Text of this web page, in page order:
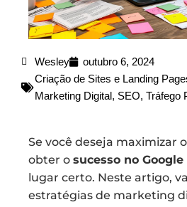
Wesley
outubro 6, 2024
Criação de Sites e Landing
Marketing Digital, SEO, Tráfego
Se você deseja maximizar
obter o sucesso no Google
lugar certo. Neste artigo,
estratégias de marketing